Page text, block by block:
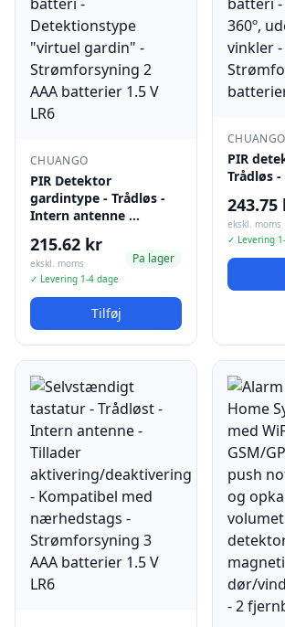
CHUANGO
PIR Detektor
gardintype - Trådløs -
Intern antenne …
215.62 kr
ekskl. moms
✓ Levering 1-4 dage
Pa lager
Tilføj
CHUANGO
PIR
Trådløs
243.75
ekskl. moms
✓ Levering